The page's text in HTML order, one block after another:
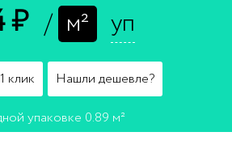
₽ / м² уп
клик Нашли дешевле?
упаковке 0.89 м²